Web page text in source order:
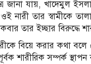
জানা যায়, খাদেমুল
নারী তার স্বামীকে
তার ইচ্ছার বিরুদ্ধে
বিয়ে করার কথা
শারীরিক সম্পর্ক